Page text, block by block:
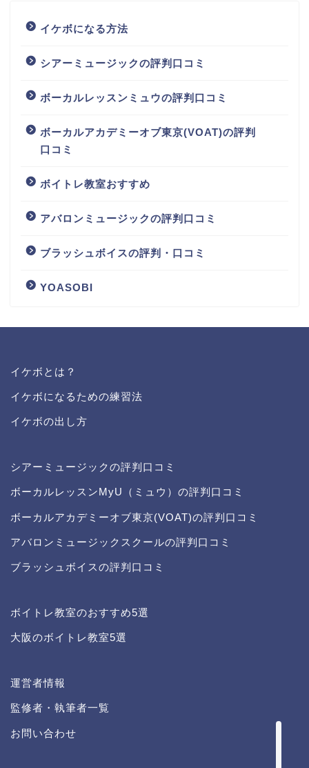
イケボになる方法
シアーミュージックの評判口コミ
ボーカルレッスンミュウの評判口コミ
ボーカルアカデミーオブ東京(VOAT)の評判
口コミ
ボイトレ教室おすすめ
アバロンミュージックの評判口コミ
ブラッシュボイスの評判・口コミ
YOASOBI
イケボとは？
イケボになるための練習法
イケボの出し方
シアーミュージックの評判口コミ
ボーカルレッスンMyU（ミュウ）の評判口コミ
ボーカルアカデミーオブ東京(VOAT)の評判口コミ
アバロンミュージックスクールの評判口コミ
ブラッシュボイスの評判口コミ
ボイトレ教室のおすすめ5選
大阪のボイトレ教室5選
運営者情報
監修者・執筆者一覧
お問い合わせ